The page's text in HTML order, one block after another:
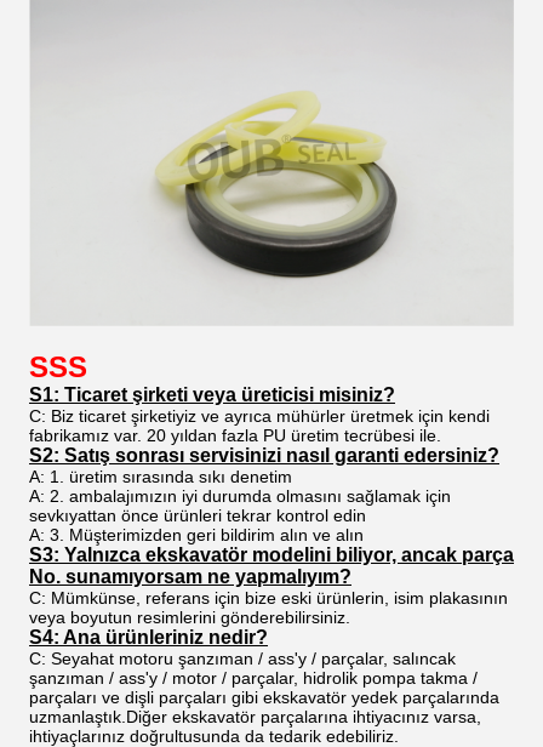
SSS
S1: Ticaret şirketi veya üreticisi misiniz?
C: Biz ticaret şirketiyiz ve ayrıca mühürler üretmek için kendi
fabrikamız var. 20 yıldan fazla PU üretim tecrübesi ile.
S2: Satış sonrası servisinizi nasıl garanti edersiniz?
A: 1. üretim sırasında sıkı denetim
A: 2. ambalajımızın iyi durumda olmasını sağlamak için
sevkıyattan önce ürünleri tekrar kontrol edin
A: 3. Müşterimizden geri bildirim alın ve alın
S3: Yalnızca ekskavatör modelini biliyor, ancak parça
No. sunamıyorsam ne yapmalıyım?
C: Mümkünse, referans için bize eski ürünlerin, isim plakasının
veya boyutun resimlerini gönderebilirsiniz.
S4: Ana ürünleriniz nedir?
C: Seyahat motoru şanzıman / ass'y / parçalar, salıncak
şanzıman / ass'y / motor / parçalar, hidrolik pompa takma /
parçaları ve dişli parçaları gibi ekskavatör yedek parçalarında
uzmanlaştık.Diğer ekskavatör parçalarına ihtiyacınız varsa,
ihtiyaçlarınız doğrultusunda da tedarik edebiliriz.